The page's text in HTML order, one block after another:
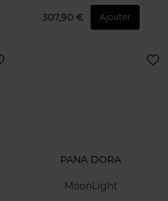
307,90 € Ajouter
PANA DORA
MoonLight